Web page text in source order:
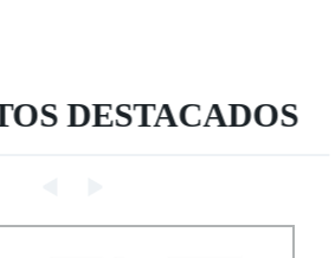
DESTACADOS